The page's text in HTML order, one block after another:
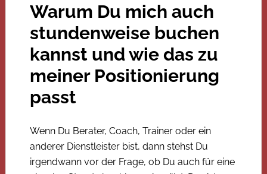
Warum Du mich auch
stundenweise buchen
kannst und wie das zu
meiner Positionierung
passt
Wenn Du Berater, Coach, Trainer oder ein
anderer Dienstleister bist, dann stehst Du
irgendwann vor der Frage, ob Du auch für eine